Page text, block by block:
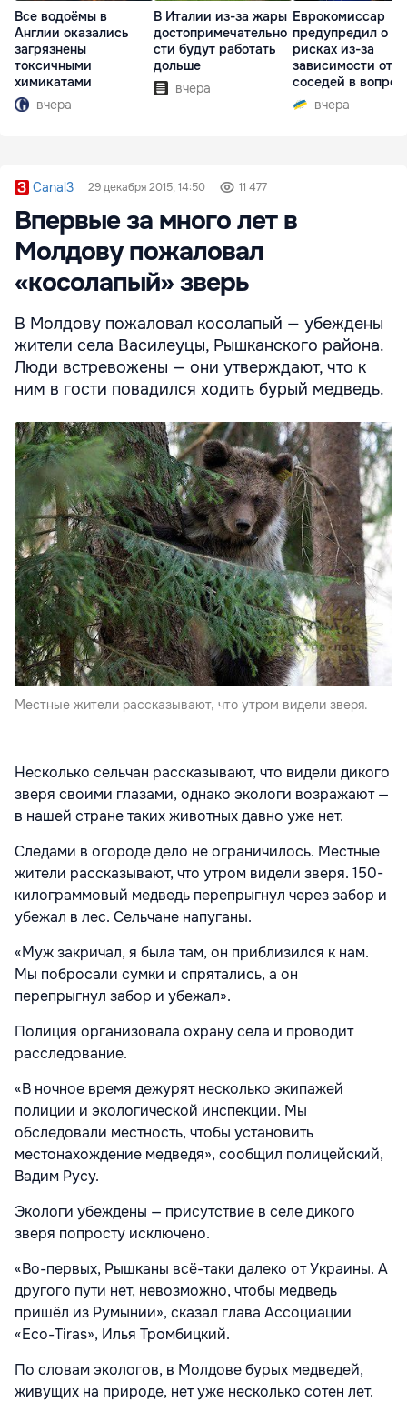
Все водоёмы в
Англии оказались
загрязнены
токсичными
химикатами
вчера
В Италии из-за жары
достопримечательно
сти будут работать
дольше
вчера
Еврокомиссар
предупредил о
рисках из-за
зависимости от
соседей в
границ
вчера
Canal3 29 декабря 2015, 14:50 11 477
Впервые за много лет в
Молдову пожаловал
«косолапый» зверь
В Молдову пожаловал косолапый — убеждены
жители села Василеуцы, Рышканского района.
Люди встревожены — они утверждают, что к
ним в гости повадился ходить бурый медведь.
Местные жители рассказывают, что утром видели зверя.
Несколько сельчан рассказывают, что видели дикого
зверя своими глазами, однако экологи возражают —
в нашей стране таких животных давно уже нет.
Следами в огороде дело не ограничилось. Местные
жители рассказывают, что утром видели зверя. 150-
килограммовый медведь перепрыгнул через забор и
убежал в лес. Сельчане напуганы.
«Муж закричал, я была там, он приблизился к нам.
Мы побросали сумки и спрятались, а он
перепрыгнул забор и убежал».
Полиция организовала охрану села и проводит
расследование.
«В ночное время дежурят несколько экипажей
полиции и экологической инспекции. Мы
обследовали местность, чтобы установить
местонахождение медведя», сообщил полицейский,
Вадим Русу.
Экологи убеждены — присутствие в селе дикого
зверя попросту исключено.
«Во-первых, Рышканы всё-таки далеко от Украины. А
другого пути нет, невозможно, чтобы медведь
пришёл из Румынии», сказал глава Ассоциации
«Eco-Tiras», Илья Тромбицкий.
По словам экологов, в Молдове бурых медведей,
живущих на природе, нет уже несколько сотен лет.